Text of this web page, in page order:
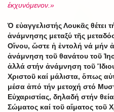
ἐκχυνόμενον.»
Ὁ εὐαγγελιστής Λουκᾶς θέτει
ἀνάμνησης μεταξύ τῆς
Οἴνου, ὥστε ἡ ἐντολή νά μήν
ἀνάμνηση τοῦ θανάτου τοῦ
ἀλλά στήν ἀνάμνηση τοῦ
Χριστοῦ καί μάλιστα, ὅπως
μέσα ἀπό τήν μετοχή στό
Εὐχαριστίας, δηλαδή στήν
Σώματος καί τοῦ αἵματος τοῦ